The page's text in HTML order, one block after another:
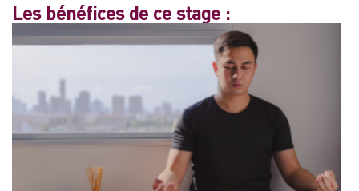
Les bénéfices de ce stage :